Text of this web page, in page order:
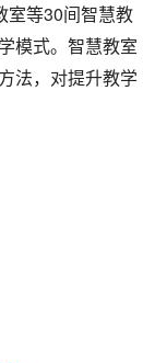
室等30间智慧教
模式。智慧教室
法，对提升教学